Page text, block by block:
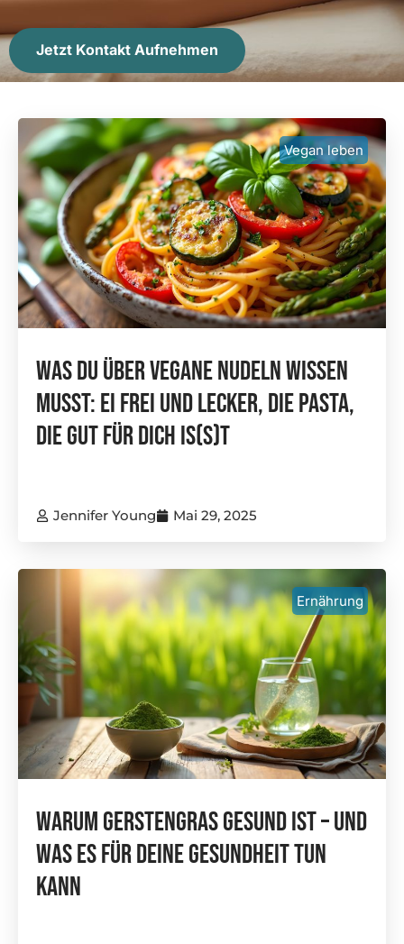
Jetzt Kontakt Aufnehmen
Vegan leben
Was Du Über Vegane Nudeln Wissen
Musst: Ei Frei Und Lecker, Die Pasta,
Die Gut Für Dich Is(s)t
Jennifer Young Mai 29, 2025
Ernährung
Warum Gerstengras Gesund Ist – Und
Was Es Für Deine Gesundheit Tun
Kann